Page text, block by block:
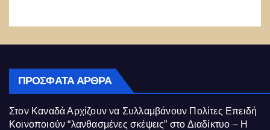
ΠΡΌΣΦΑΤΑ ΆΡΘΡΑ
Στον Καναδά Αρχίζουν να Συλλαμβάνουν Πολίτες Επειδή
Κοινοποιούν “λανθασμένες σκέψεις” στο Διαδίκτυο – Η